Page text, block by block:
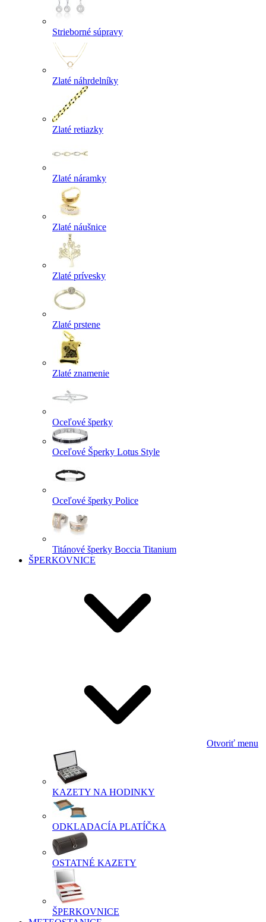
Strieborné súpravy
Zlaté náhrdelníky
Zlaté retiazky
Zlaté náramky
Zlaté náušnice
Zlaté prívesky
Zlaté prstene
Zlaté znamenie
Oceľové šperky
Oceľové Šperky Lotus Style
Oceľové šperky Police
Titánové šperky Boccia Titanium
ŠPERKOVNICE
Otvoriť menu
KAZETY NA HODINKY
ODKLADACÍA PLATÍČKA
OSTATNÉ KAZETY
ŠPERKOVNICE